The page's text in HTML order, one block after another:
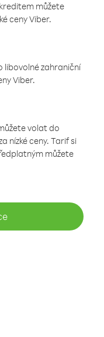
můžete
ceny Viber.
libovolné zahraniční
Viber.
volat do
nízké ceny. Tarif si
můžete